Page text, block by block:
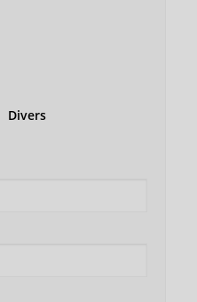
Divers